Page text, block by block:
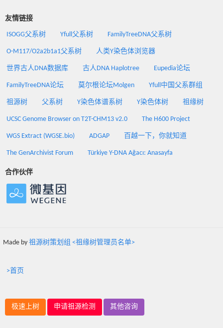
友情链接
ISOGG父系树 Yfull父系树 FamilyTreeDNA父系树
O-M117/O2a2b1a1父系树 人类Y染色体浏览器
世界古人DNA数据库 古人DNA Haplotree Eupedia论坛
FamilyTreeDNA论坛 莫尔根论坛Molgen Yfull中国父系群组
祖源树 父系树 Y染色体谱系树 Y染色体树 祖缘树
UCSC Genome Browser on T2T-CHM13 v2.0 The H600 Project
WGS Extract (WGSE.bio) ADGAP 百越一下，你就知道
The GenArchivist Forum Türkiye Y-DNA Ağacı: Anasayfa
合作伙伴
Made by 祖源树策划组 <祖缘树管理员名单>
>首页
极速上树 申请祖源检测 其他咨询